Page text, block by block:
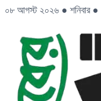
০৮ আগস্ট ২০২৬ ● শনিবার ●